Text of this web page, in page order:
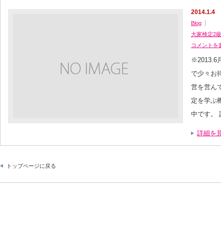
2014.1.4
Blog
大家検定2
コメントを
※2013.6
で少々お
営を営ん
定を学ぶ
中です。
詳細を
トップページに戻る